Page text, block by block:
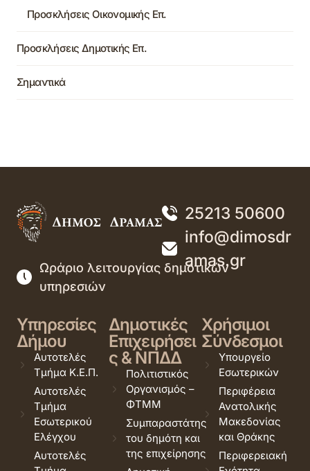
Προσκλήσεις Οικονομικής Επ.
Προσκλήσεις Δημοτικής Επ.
Σημαντικά
25213 50600
info@dimosdr
amas.gr
Ωράριο λειτουργίας δημοτικών
υπηρεσιών
Υπηρεσίες
Δήμου
Αυτοτελές
Τμήμα Κ.Ε.Π.
Αυτοτελές
Τμήμα
Εσωτερικού
Ελέγχου
Αυτοτελές
Δημοτικές
Επιχειρήσει
ς & ΝΠΔΔ
Πολιτιστικός
Οργανισμός –
ΦΤΜΜ
Συμπαραστάτης
του δημότη και
της επιχείρησης
Χρήσιμοι
Σύνδεσμοι
Υπουργείο
Εσωτερικών
Περιφέρεια
Ανατολικής
Μακεδονίας
και Θράκης
Περιφερειακή